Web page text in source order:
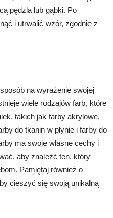
pędzla lub gąbki. Po
i utrwalić wzór, zgodnie z
na wyrażenie swojej
wiele rodzajów farb, które
takich jak farby akrylowe,
do tkanin w płynie i farby do
ma swoje własne cechy i
aby znaleźć ten, który
Pamiętaj również o
cieszyć się swoją unikalną